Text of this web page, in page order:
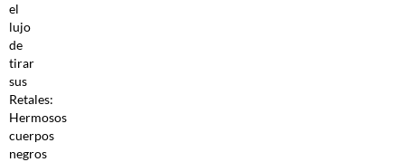
el
lujo
de
tirar
sus
Retales:
Hermosos
cuerpos
negros